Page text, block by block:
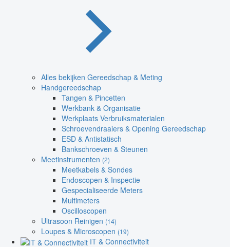
Alles bekijken Gereedschap & Meting
Handgereedschap
Tangen & Pincetten
Werkbank & Organisatie
Werkplaats Verbruiksmaterialen
Schroevendraaiers & Opening Gereedschap
ESD & Antistatisch
Bankschroeven & Steunen
Meetinstrumenten (2)
Meetkabels & Sondes
Endoscopen & Inspectie
Gespecialiseerde Meters
Multimeters
Oscilloscopen
Ultrasoon Reinigen (14)
Loupes & Microscopen (19)
IT & Connectiviteit